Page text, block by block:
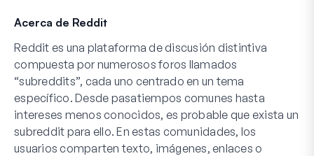
Acerca de Reddit
Reddit es una plataforma de discusión distintiva
compuesta por numerosos foros llamados
“subreddits”, cada uno centrado en un tema
específico. Desde pasatiempos comunes hasta
intereses menos conocidos, es probable que exista un
subreddit para ello. En estas comunidades, los
usuarios comparten texto, imágenes, enlaces o